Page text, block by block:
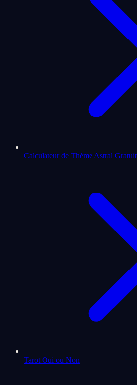
Calculateur de Thème Astral Gratuit
Tarot Oui ou Non